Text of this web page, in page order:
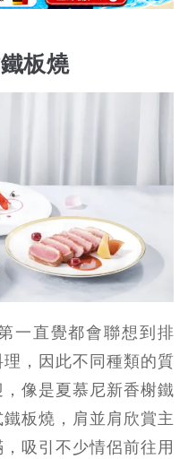
板燒
一直覺都會聯想到排
，因此不同種類的質
像是夏慕尼新香榭鐵
板燒，肩並肩欣賞主
吸引不少情侶前往用